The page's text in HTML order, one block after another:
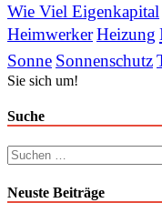
Wie Viel Eigenkapital
HeimwerkerHeizung
Sonne Sonnenschutz
Sie sich um!
Suche
Suchen
nach:
Neuste Beiträge